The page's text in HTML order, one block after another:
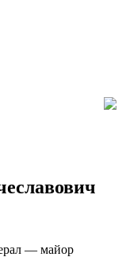
— майор